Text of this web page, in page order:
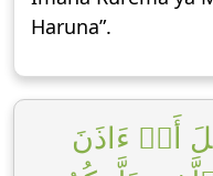
Haruna”.
أَنۡ ءَاذَنَ